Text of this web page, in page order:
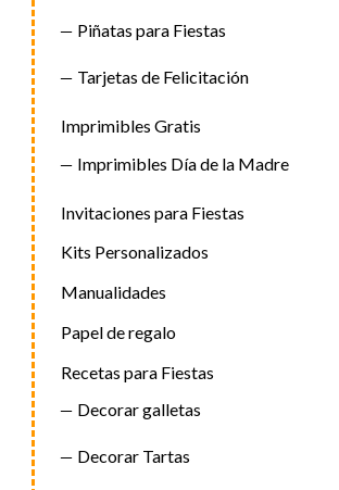
Piñatas para Fiestas
Tarjetas de Felicitación
Imprimibles Gratis
Imprimibles Día de la Madre
Invitaciones para Fiestas
Kits Personalizados
Manualidades
Papel de regalo
Recetas para Fiestas
Decorar galletas
Decorar Tartas